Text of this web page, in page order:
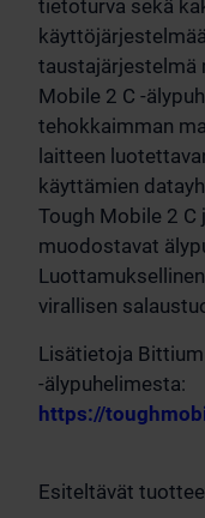
tietoturva sekä
taustajärjestelmä
Mobile 2 C -
tehokkaimman
laitteen
käyttämien
Tough Mobile 2 C
muodostavat
virallisen
Lisätietoja
-älypuhelimesta:
https://
Esiteltävät